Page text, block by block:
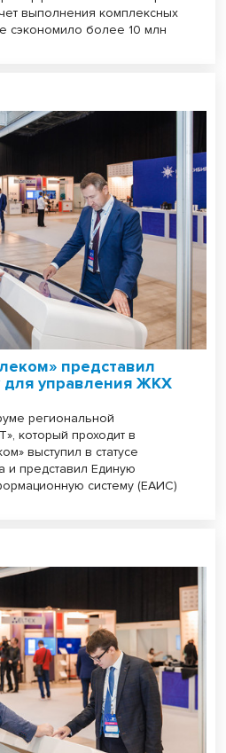
выполнения комплексных
сэкономило более 10 млн
представил
управления ЖКХ
региональной
который проходит в
выступил в статусе
и представил Единую
систему (ЕАИС)